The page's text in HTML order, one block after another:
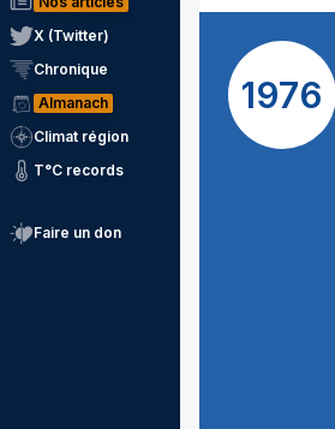
X (Twitter)
Chronique
Almanach
Climat région
T°C records
Faire un don
1976